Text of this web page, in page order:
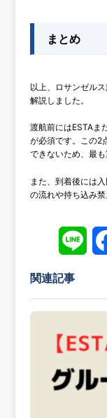
まとめ
以上、ロサンゼル
解説しました。
渡航前にはESTAま
が必須です。この2
できないため、最も
また、到着後には
の流れや持ち込み
関連記事